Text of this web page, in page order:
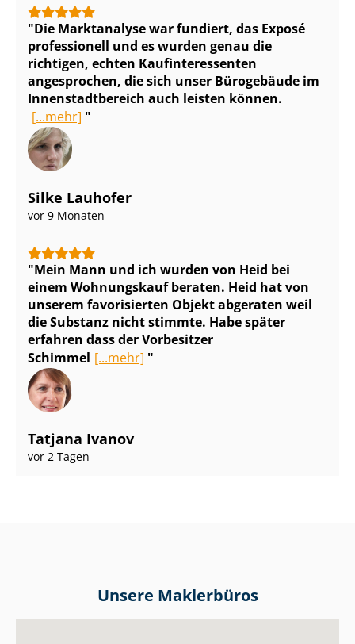
Die Marktanalyse war fundiert, das Exposé
professionell und es wurden genau die
richtigen, echten Kauf­in­ter­es­sen­ten
angesprochen, die sich unser Bürogebäude im
In­nen­stadt­be­reich auch leisten können.
[...mehr]
Silke Lauhofer
vor 9 Monaten
Mein Mann und ich wurden von Heid bei
einem Wohnungskauf beraten. Heid hat von
unserem favorisierten Objekt abgeraten weil
die Substanz nicht stimmte. Habe später
erfahren dass der Vorbesitzer
Schimmel [...mehr]
Tatjana Ivanov
vor 2 Tagen
Unsere Maklerbüros